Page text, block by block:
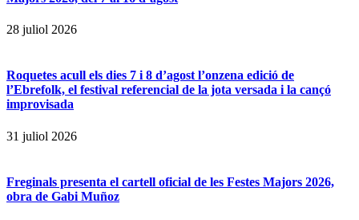
28 juliol 2026
Roquetes acull els dies 7 i 8 d’agost l’onzena edició de
l’Ebrefolk, el festival referencial de la jota versada i la cançó
improvisada
31 juliol 2026
Freginals presenta el cartell oficial de les Festes Majors 2026,
obra de Gabi Muñoz